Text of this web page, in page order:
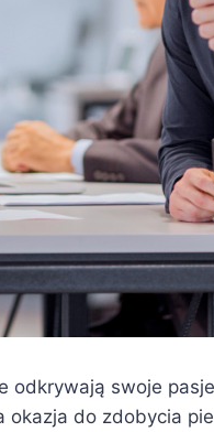
odkrywają swoje
okazja do zdobycia